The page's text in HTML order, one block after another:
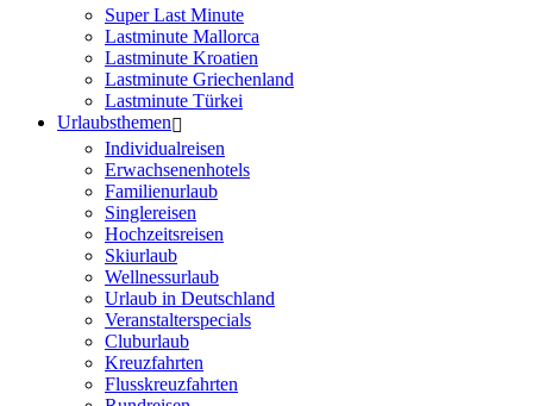
Super Last Minute
Lastminute Mallorca
Lastminute Kroatien
Lastminute Griechenland
Lastminute Türkei
Urlaubsthemen
Individualreisen
Erwachsenenhotels
Familienurlaub
Singlereisen
Hochzeitsreisen
Skiurlaub
Wellnessurlaub
Urlaub in Deutschland
Veranstalterspecials
Cluburlaub
Kreuzfahrten
Flusskreuzfahrten